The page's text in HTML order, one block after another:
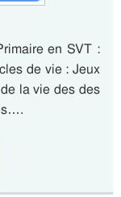
en SVT :
de vie : Jeux
la vie des des